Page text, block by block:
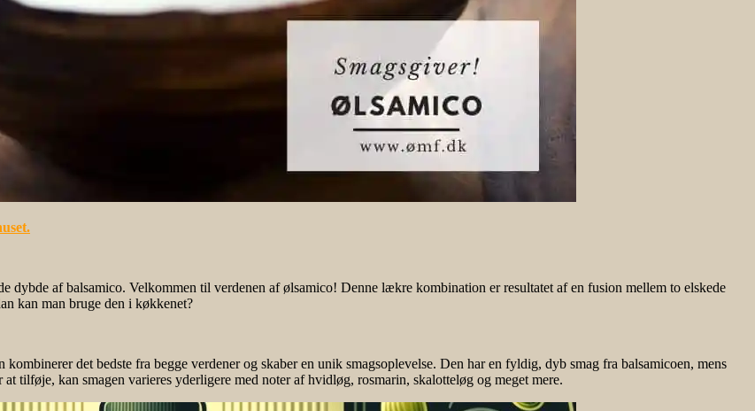
dybde af balsamico. Velkommen til verdenen af ølsamico! Denne lækre kombination er resultatet af en fusion mellem to elskede
kan man bruge den i køkkenet?
det bedste fra begge verdener og skaber en unik smagsoplevelse. Den har en fyldig, dyb smag fra balsamicoen, mens
tilføje, kan smagen varieres yderligere med noter af hvidløg, rosmarin, skalotteløg og meget mere.